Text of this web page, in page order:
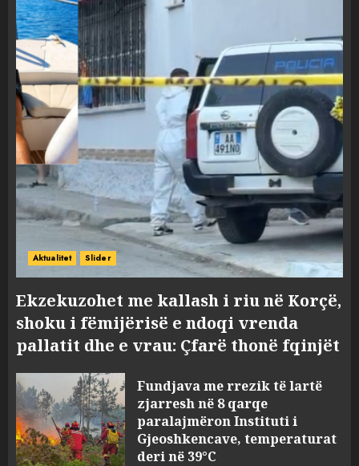
Aktualitet Slider
Ekzekuzohet me kallash i riu në Korçë,
shoku i fëmijërisë e ndoqi vrenda
pallatit dhe e vrau: Çfarë thonë fqinjët
Fundjava me rrezik të lartë
zjarresh në 8 qarqe
paralajmëron Instituti i
Gjeoshkencave, temperaturat
deri në 39°C